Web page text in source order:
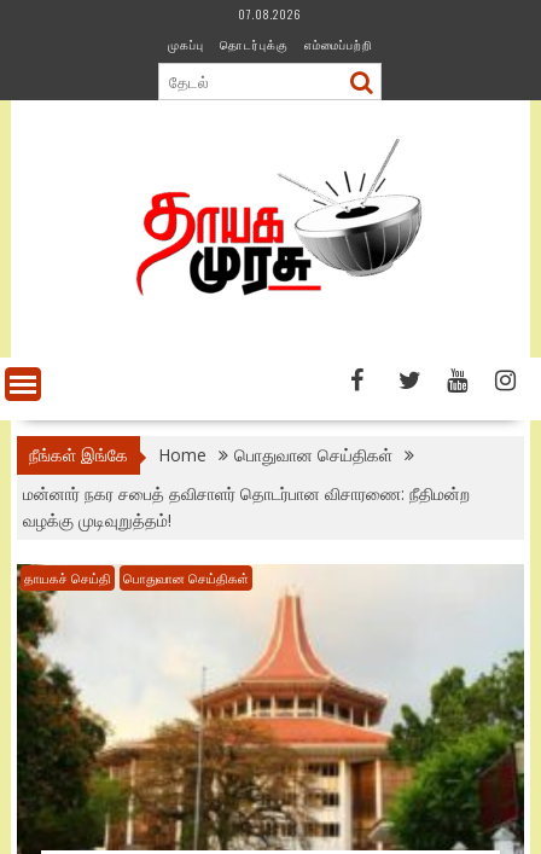
07.08.2026
முகப்பு
தொடர்புக்கு எம்மைப்பற்றி
நீங்கள் இங்கே Home
பொதுவான செய்திகள்
மன்னார் நகர சபைத் தவிசாளர் தொடர்பான விசாரணை: நீதிமன்ற
வழக்கு முடிவுறுத்தம்!
தாயகச் செய்தி பொதுவான செய்திகள்